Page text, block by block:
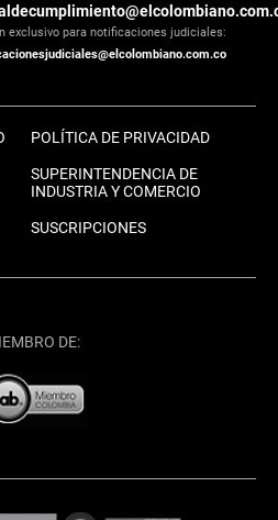
exclusivo para notificaciones judiciales:
POLÍTICA DE PRIVACIDAD
SUPERINTENDENCIA DE
INDUSTRIA Y COMERCIO
SUSCRIPCIONES
DE: